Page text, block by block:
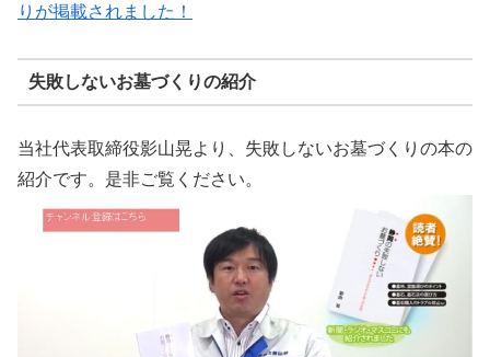
りが掲載されました！
失敗しないお墓づくりの紹介
当社代表取締役影山晃より、失敗しないお墓づくりの本の
紹介です。是非ご覧ください。